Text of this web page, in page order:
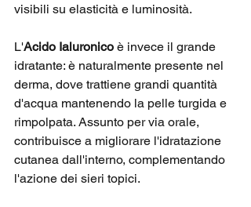
visibili su elasticità e luminosità.
L'Acido Ialuronico è invece il grande
idratante: è naturalmente presente nel
derma, dove trattiene grandi quantità
d'acqua mantenendo la pelle turgida e
rimpolpata. Assunto per via orale,
contribuisce a migliorare l'idratazione
cutanea dall'interno, complementando
l'azione dei sieri topici.